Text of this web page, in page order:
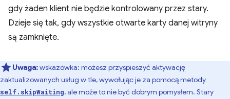
gdy żaden klient nie będzie kontrolowany przez stary.
Dzieje się tak, gdy wszystkie otwarte karty danej witryny
są zamknięte.
Uwaga:wskazówka: możesz przyspieszyć aktywację
zaktualizowanych usług w tle, wywołując je za pomocą metody
self.skipWaiting, ale może to nie być dobrym pomysłem. Stary